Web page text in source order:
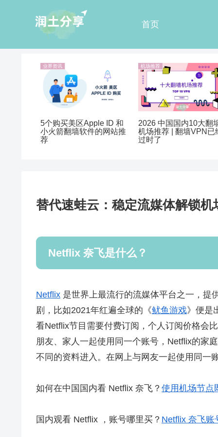
首页
业界资讯
5个购买美区Apple ID 和
小火箭翻墙软件的网站推
荐
机场推荐
2026 中国国内10大翻
机场推荐 | 翻墙VPN已
过时了
替代速蛙云：稳定流媒体解锁机
Netflix 奈飞是什么？
Netflix 是世界上最流行的流媒体平台之一，提
剧，比如2021年红遍全球的《鱿鱼游戏》便是
看Netflix节目需要付费订阅，个人订阅价格会
朋友、家人一起使用同一个账号，Netflix的家
不同的资料进入。在网上与网友一起使用同一
如何在中国国内看 Netflix 奈飞？ 使用机场节点
国内观看 Netflix ，账号哪里买？ Netflix 奈飞账